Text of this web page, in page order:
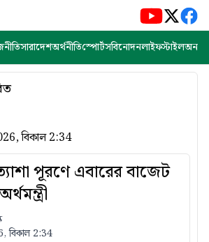
সারাদেশঅর্থনীতিস্পোর্টসবিনোদনলাইফস্টাইল
বিকাল 2:34
পূরণে এবারের বাজেট
বিকাল 2:34